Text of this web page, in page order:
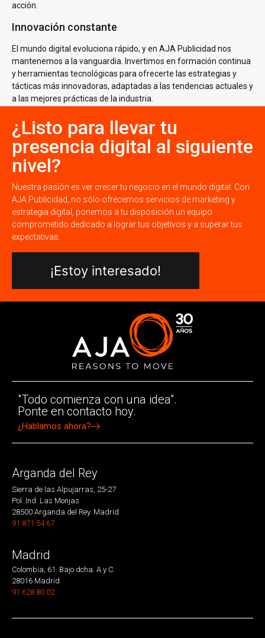
acción.
Innovación constante
El mundo digital evoluciona rápido, y en AJA Publicidad nos
mantenemos a la vanguardia. Invertimos en formación continua
y herramientas tecnológicas para ofrecerte las estrategias y
tácticas más innovadoras, adaptadas a las tendencias actuales y
a las mejores prácticas de la industria.
¿Listo para llevar tu
presencia digital al siguiente
nivel?
Nuestra pasión es ver crecer tu negocio en el mundo digital. Con
AJA Publicidad, no sólo ofrecemos servicios de marketing y
estrategia digital, ponemos a tu disposición un equipo
comprometido dedicado a lograr tus objetivos y a superar tus
expectativas.
¡Estoy interesado!
"Todo comienza con una idea".
Ponte en contacto hoy.
¿Hablamos ahora?
Arganda del Rey
Sierra de las Alpujarras, 25-27
Pol. Ind. Las Monjas
28500 Arganda del Rey. Madrid
91 871 54 67
Madrid
Colombia, 61. Bajo dcha. A y C
28016 Madrid
91 628 80 02